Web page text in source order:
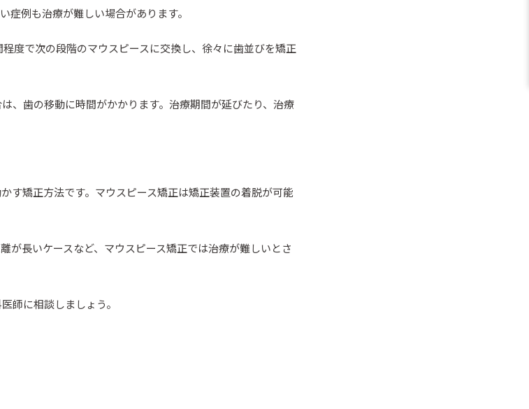
例も治療が難しい場合があります。
度で次の段階のマウスピースに交換し、徐々に歯並びを矯正
、歯の移動に時間がかかります。治療期間が延びたり、治療
す矯正方法です。マウスピース矯正は矯正装置の着脱が可能
が長いケースなど、マウスピース矯正では治療が難しいとさ
師に相談しましょう。